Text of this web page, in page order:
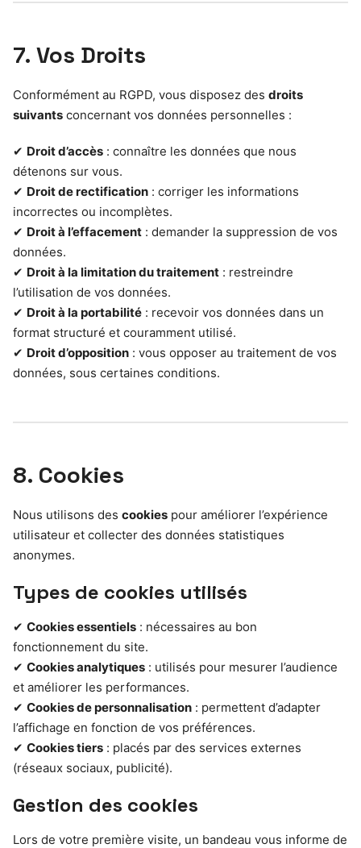
7. Vos Droits
Conformément au RGPD, vous disposez des droits
suivants concernant vos données personnelles :
✔ Droit d’accès : connaître les données que nous
détenons sur vous.
✔ Droit de rectification : corriger les informations
incorrectes ou incomplètes.
✔ Droit à l’effacement : demander la suppression de vos
données.
✔ Droit à la limitation du traitement : restreindre
l’utilisation de vos données.
✔ Droit à la portabilité : recevoir vos données dans un
format structuré et couramment utilisé.
✔ Droit d’opposition : vous opposer au traitement de vos
données, sous certaines conditions.
8. Cookies
Nous utilisons des cookies pour améliorer l’expérience
utilisateur et collecter des données statistiques
anonymes.
Types de cookies utilisés
✔ Cookies essentiels : nécessaires au bon
fonctionnement du site.
✔ Cookies analytiques : utilisés pour mesurer l’audience
et améliorer les performances.
✔ Cookies de personnalisation : permettent d’adapter
l’affichage en fonction de vos préférences.
✔ Cookies tiers : placés par des services externes
(réseaux sociaux, publicité).
Gestion des cookies
Lors de votre première visite, un bandeau vous informe de